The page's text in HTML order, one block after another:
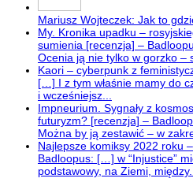
Mariusz Wojteczek: Jak to
My. Kronika upadku –
sumienia [recenzja] –
Ocenia ją nie tylko w gorzko –
Kaori – cyberpunk z
[…] I z tym właśnie mamy do
i wcześniejsz...
Impneurium. Sygnały z
futuryzm? [recenzja] –
Można by ją zestawić – w
Najlepsze komiksy 2022 roku
Badloopus: […] w “Injustice”
podstawowy, na Ziemi, między...